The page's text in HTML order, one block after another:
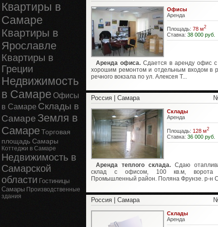
Квартиры в
Самаре
Квартиры в
Ярославле
Квартиры в
Греции
Недвижимость
в Самаре Офисы
в Самаре Склады в
Самаре Земля в
СамареТорговая
площадь Самары
Коттеджи в Самаре
Недвижимость в
Самарской
области Гостиницы
Самары Производственные
здания
Офисы
Аренда
Площадь: 78 м2
Ставка: 38 000 руб.
Аренда офиса. Сдается в аренду офис с
хорошим ремонтом и отдельным входом в
речного вокзала по ул. Алексея Т...
Россия | Самара
Склады
Аренда
Площадь: 128 м2
Ставка: 36 000 руб.
Аренда теплого склада. Сдаю
склад с офисом, 100 кв.м, ворота
Промышленный район. Поляна Фрунзе. р-н
Россия | Самара
Склады
Аренда